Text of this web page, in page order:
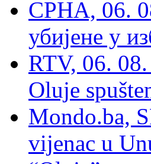
СРНА, 06.
убијене у
RTV, 06.
Oluje
Mondo.ba,
vijenac u